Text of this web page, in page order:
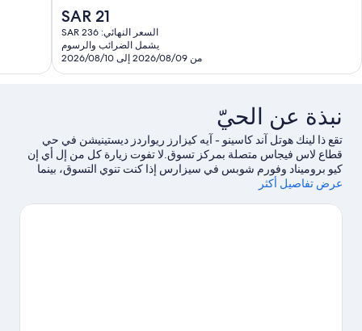
السعر
الحالي
هو
SAR
21
SAR 21
السعر النهائي: SAR 236
يشمل الضرائب والرسوم
من 2026/08/09 إلى 2026/08/10
نبذة عن الحيّ
تقع ذا لينك هوتل آند كاسينو - آيه كيزارز ريواردز ديستينيشن في حي
قطاع لاس فيجاس متصلة بمركز تسوق.لا تفوت زيارة كل من إل أي إن
كيو بروميناد وفورم شوبس في سيزارس إذا كنت تنوي التسوق، بينما
يُمكن لأولئك الذين يرغبون في اكتشاف مناطق الجذب الشهيرة في
مشاهدة مباراة في المدينة؟ شاهد ما يجري في ملعب تي موبايل.يحب
عرض تفاصيل أكثر